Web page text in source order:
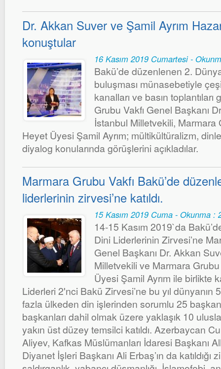
Dr. Akkan Suver ve Şamil Ayrım
konuştular
16 Kasım 2019 Cumartesi -
Bakü’de düzenlenen 2.
buluşması münasebetiyle
kanalları ve basın
Grubu Vakfı Genel Başkanı
İstanbul Milletvekili, Marmara
Heyet Üyesi Şamil Ayrım; mültikültüralizm,
diyalog konularında görüşlerini açıkladılar.
Marmara Grubu Vakfı Bakü’de
liderlerinin zirvesi’ne katıldı.
15 Kasım 2019 Cuma - Okunma :
14-15 Kasım 2019`da
Dini Liderlerinin Zirvesi’ne
Genel Başkanı Dr. Akkan
Milletvekili ve Marmara
Üyesi Şamil Ayrım ile birlikte
Liderleri 2'nci Bakü Zirvesi’ne bu yıl dünyanın
fazla ülkeden din işlerinden sorumlu 25
başkanları dahil olmak üzere yaklaşık 10
yakın üst düzey temsilci katıldı. Azerbaycan
Aliyev, Kafkas Müslümanları İdaresi Başkanı
Diyanet İşleri Başkanı Ali Erbaş’ın da katıldığı